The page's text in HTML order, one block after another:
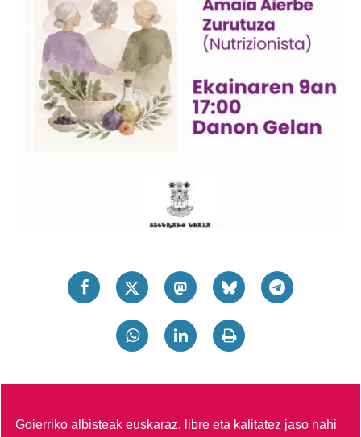
Goierriko albisteak euskaraz, libre eta kalitatez jaso nahi